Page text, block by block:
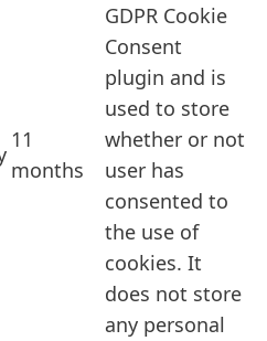
11
months
GDPR Cookie
Consent
plugin and is
used to store
whether or not
user has
consented to
the use of
cookies. It
does not store
any personal